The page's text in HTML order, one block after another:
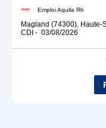
Emploi Aquila Rh
Magland (74300), Haute-
CDI - 03/08/2026